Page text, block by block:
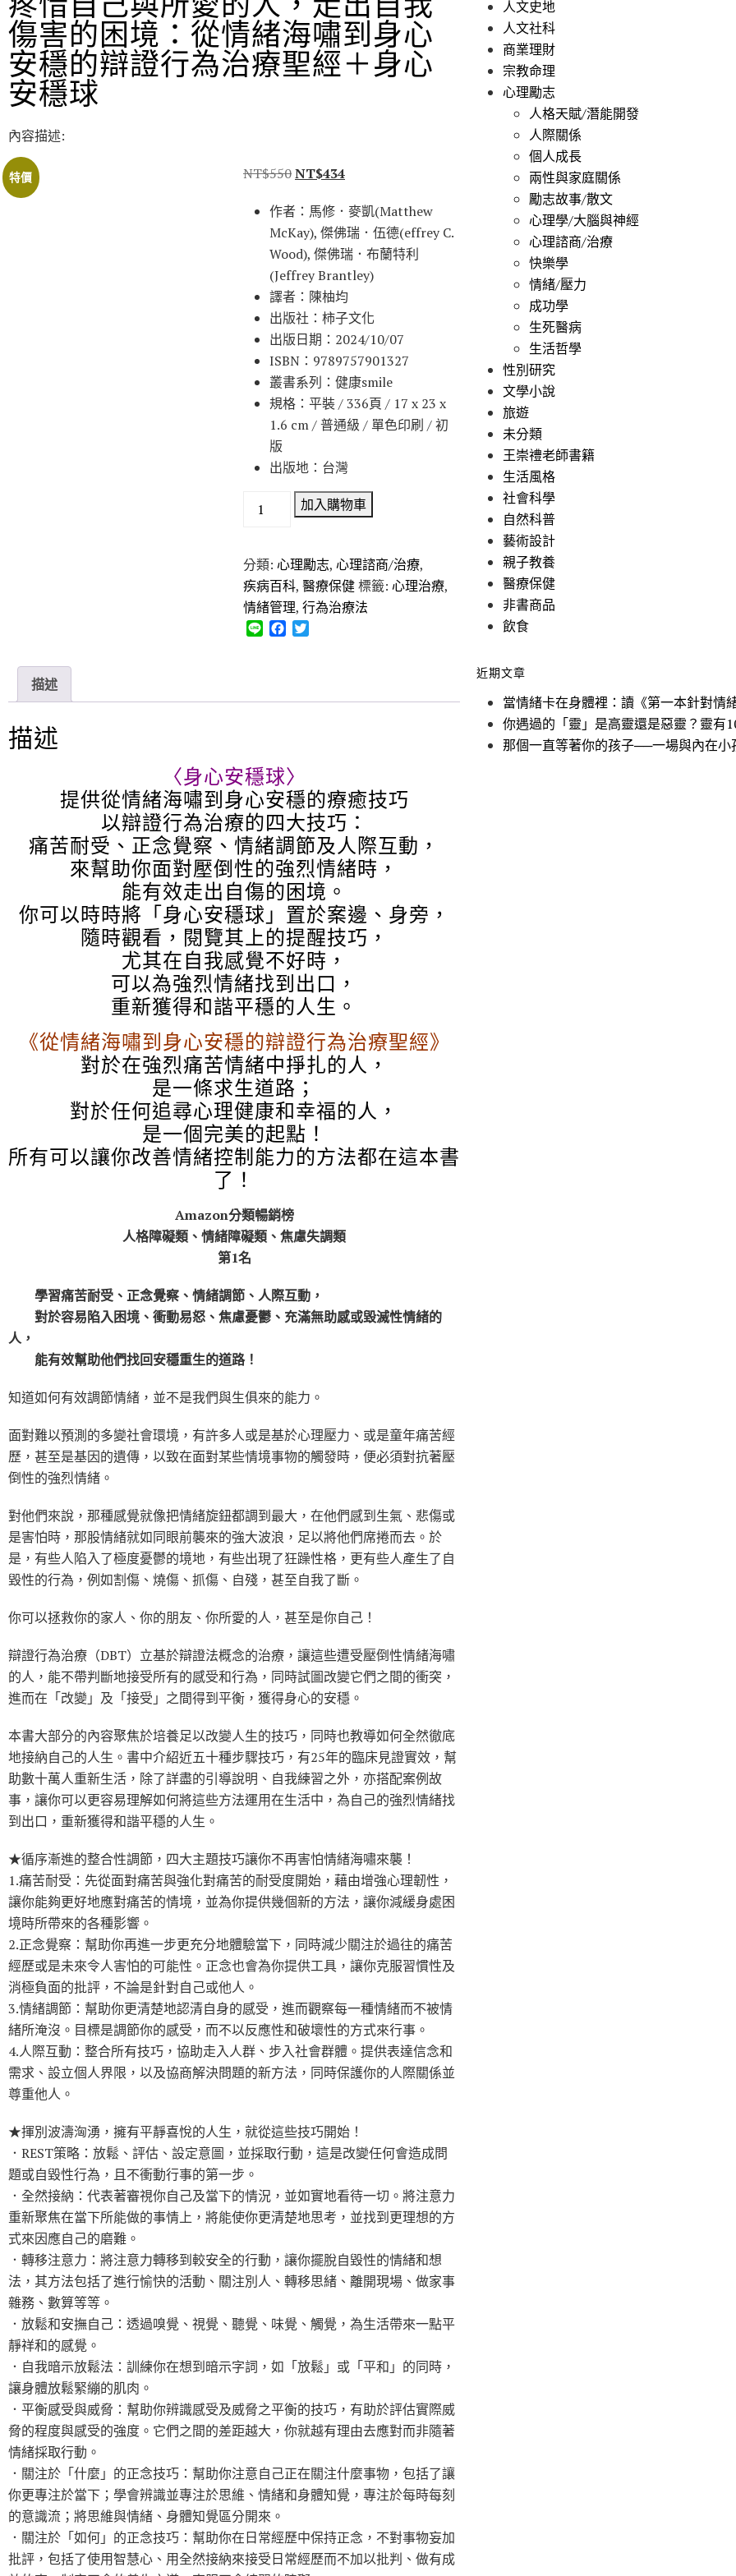
傷害的困境：從情緒海嘯到身心
安穩的辯證行為治療聖經＋身心
安穩球
內容描述:
特價 NT$550NT$434
作者：馬修．麥凱(Matthew
McKay), 傑佛瑞．伍德(effrey C.
Wood), 傑佛瑞．布蘭特利
(Jeffrey Brantley)
譯者：陳柚均
出版社：柿子文化
出版日期：2024/10/07
ISBN：9789757901327
叢書系列：健康smile
規格：平裝 / 336頁 / 17 x 23 x
1.6 cm / 普通級 / 單色印刷 / 初
版
出版地：台灣
加入購物車
分類: 心理勵志, 心理諮商/治療,
疾病百科, 醫療保健標籤: 心理治療,
情緒管理, 行為治療法
描述
描述
〈身心安穩球〉
提供從情緒海嘯到身心安穩的療癒技巧
以辯證行為治療的四大技巧：
痛苦耐受、正念覺察、情緒調節及人際互動，
來幫助你面對壓倒性的強烈情緒時，
能有效走出自傷的困境。
你可以時時將「身心安穩球」置於案邊、身旁，
隨時觀看，閱覽其上的提醒技巧，
尤其在自我感覺不好時，
可以為強烈情緒找到出口，
重新獲得和諧平穩的人生。
《從情緒海嘯到身心安穩的辯證行為治療聖經》
對於在強烈痛苦情緒中掙扎的人，
是一條求生道路；
對於任何追尋心理健康和幸福的人，
是一個完美的起點！
所有可以讓你改善情緒控制能力的方法都在這本書
了！
Amazon分類暢銷榜
人格障礙類、情緒障礙類、焦慮失調類
第1名
學習痛苦耐受、正念覺察、情緒調節、人際互動，
對於容易陷入困境、衝動易怒、焦慮憂鬱、充滿無助感或毀滅性情緒的
人，
能有效幫助他們找回安穩重生的道路！
知道如何有效調節情緒，並不是我們與生俱來的能力。
面對難以預測的多變社會環境，有許多人或是基於心理壓力、或是童年痛苦經
歷，甚至是基因的遺傳，以致在面對某些情境事物的觸發時，便必須對抗著壓
倒性的強烈情緒。
對他們來說，那種感覺就像把情緒旋鈕都調到最大，在他們感到生氣、悲傷或
是害怕時，那股情緒就如同眼前襲來的強大波浪，足以將他們席捲而去。於
是，有些人陷入了極度憂鬱的境地，有些出現了狂躁性格，更有些人產生了自
毀性的行為，例如割傷、燒傷、抓傷、自殘，甚至自我了斷。
你可以拯救你的家人、你的朋友、你所愛的人，甚至是你自己！
辯證行為治療（DBT）立基於辯證法概念的治療，讓這些遭受壓倒性情緒海嘯
的人，能不帶判斷地接受所有的感受和行為，同時試圖改變它們之間的衝突，
進而在「改變」及「接受」之間得到平衡，獲得身心的安穩。
本書大部分的內容聚焦於培養足以改變人生的技巧，同時也教導如何全然徹底
地接納自己的人生。書中介紹近五十種步驟技巧，有25年的臨床見證實效，幫
助數十萬人重新生活，除了詳盡的引導說明、自我練習之外，亦搭配案例故
事，讓你可以更容易理解如何將這些方法運用在生活中，為自己的強烈情緒找
到出口，重新獲得和諧平穩的人生。
★循序漸進的整合性調節，四大主題技巧讓你不再害怕情緒海嘯來襲！
1.痛苦耐受：先從面對痛苦與強化對痛苦的耐受度開始，藉由增強心理韌性，
讓你能夠更好地應對痛苦的情境，並為你提供幾個新的方法，讓你減緩身處困
境時所帶來的各種影響。
2.正念覺察：幫助你再進一步更充分地體驗當下，同時減少關注於過往的痛苦
經歷或是未來令人害怕的可能性。正念也會為你提供工具，讓你克服習慣性及
消極負面的批評，不論是針對自己或他人。
3.情緒調節：幫助你更清楚地認清自身的感受，進而觀察每一種情緒而不被情
緒所淹沒。目標是調節你的感受，而不以反應性和破壞性的方式來行事。
4.人際互動：整合所有技巧，協助走入人群、步入社會群體。提供表達信念和
需求、設立個人界限，以及協商解決問題的新方法，同時保護你的人際關係並
尊重他人。
★揮別波濤洶湧，擁有平靜喜悅的人生，就從這些技巧開始！
．REST策略：放鬆、評估、設定意圖，並採取行動，這是改變任何會造成問
題或自毀性行為，且不衝動行事的第一步。
．全然接納：代表著審視你自己及當下的情況，並如實地看待一切。將注意力
重新聚焦在當下所能做的事情上，將能使你更清楚地思考，並找到更理想的方
式來因應自己的磨難。
．轉移注意力：將注意力轉移到較安全的行動，讓你擺脫自毀性的情緒和想
法，其方法包括了進行愉快的活動、關注別人、轉移思緒、離開現場、做家事
雜務、數算等等。
．放鬆和安撫自己：透過嗅覺、視覺、聽覺、味覺、觸覺，為生活帶來一點平
靜祥和的感覺。
．自我暗示放鬆法：訓練你在想到暗示字詞，如「放鬆」或「平和」的同時，
讓身體放鬆緊繃的肌肉。
．平衡感受與威脅：幫助你辨識感受及威脅之平衡的技巧，有助於評估實際威
脅的程度與感受的強度。它們之間的差距越大，你就越有理由去應對而非隨著
情緒採取行動。
．關注於「什麼」的正念技巧：幫助你注意自己正在關注什麼事物，包括了讓
你更專注於當下；學會辨識並專注於思維、情緒和身體知覺，專注於每時每刻
的意識流；將思維與情緒、身體知覺區分開來。
．關注於「如何」的正念技巧：幫助你在日常經歷中保持正念，不對事物妄加
批評，包括了使用智慧心、用全然接納來接受日常經歷而不加以批判、做有成
人文史地
人文社科
商業理財
宗教命理
心理勵志
人格天賦/潛能開發
人際關係
個人成長
兩性與家庭關係
勵志故事/散文
心理學/大腦與神經
心理諮商/治療
快樂學
情緒/壓力
成功學
生死醫病
生活哲學
性別研究
文學小說
旅遊
未分類
王崇禮老師書籍
生活風格
社會科學
自然科普
藝術設計
親子教養
醫療保健
非書商品
飲食
近期文章
當情緒卡在身體裡：讀《第一本針對情
你遇過的「靈」是高靈還是惡靈？靈有
那個一直等著你的孩子──一場與內在小